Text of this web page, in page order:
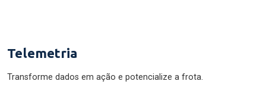
Telemetria
Transforme dados em ação e potencialize a frota.